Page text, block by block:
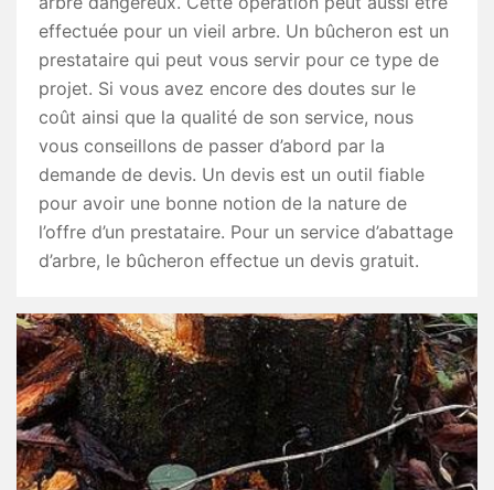
effectuée pour un vieil arbre. Un bûcheron est un
prestataire qui peut vous servir pour ce type de
projet. Si vous avez encore des doutes sur le
coût ainsi que la qualité de son service, nous
vous conseillons de passer d’abord par la
demande de devis. Un devis est un outil fiable
pour avoir une bonne notion de la nature de
l’offre d’un prestataire. Pour un service d’abattage
d’arbre, le bûcheron effectue un devis gratuit.